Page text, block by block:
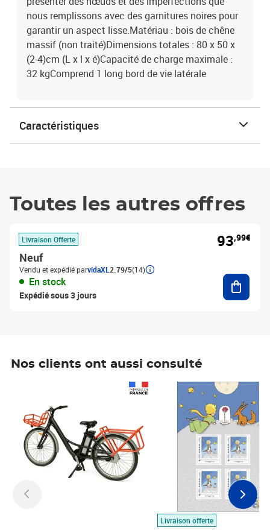
nous remplissons avec des garnitures noires pour
garantir un aspect lisse.Matériau : bois de chêne
massif (non traité)Dimensions totales : 80 x 50 x
(2-4)cm (L x l x é)Capacité de charge maximale :
32 kgComprend 1 long bord de vie latérale
Caractéristiques
Toutes les autres offres
Livraison Offerte
Neuf
Vendu et expédié parvidaXL 2.79/5(14)
En stock
Expédié sous 3 jours
93,99€
Nos clients ont aussi consulté
Livraison offerte
Prix 7,50€